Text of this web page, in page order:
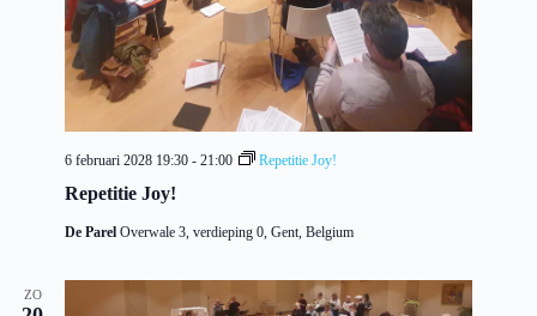
Repetitie Joy!
6 februari 2028 19:30 - 21:00 Repetitie Joy!
De Parel Overwale 3, verdieping 0, Gent, Belgium
ZO